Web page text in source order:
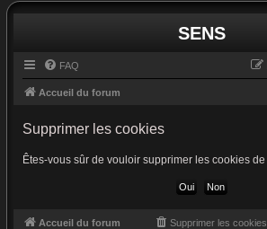
SENS
FAQ
Accueil du forum
Supprimer les cookies
Êtes-vous sûr de vouloir supprimer les cookies
Accueil du forum Supprimer les cookies